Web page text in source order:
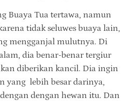
Buaya Tua tertawa, namun
tidak seluwes buaya lain,
mengganjal mulutnya. Di
dia benar-benar tergiur
diberikan kancil. Dia ingin
yang lebih besar darinya,
dengan hewan itu. Dan